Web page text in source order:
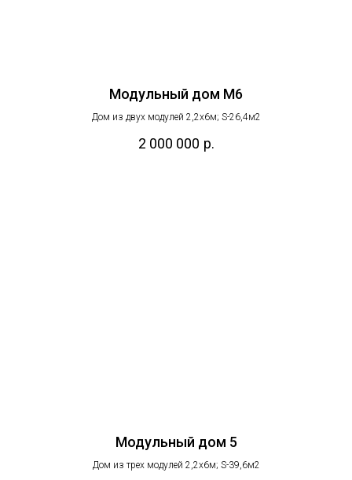
Модульный дом M6
Дом из двух модулей 2,2х6м; S-26,4м2
2 000 000 р.
Модульный дом 5
Дом из трех модулей 2,2х6м; S-39,6м2